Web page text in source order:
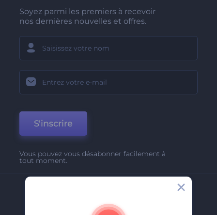
Soyez parmi les premiers à recevoir
nos dernières nouvelles et offres.
S'inscrire
Vous pouvez vous désabonner facilement à
tout moment.
A Propos De Nous